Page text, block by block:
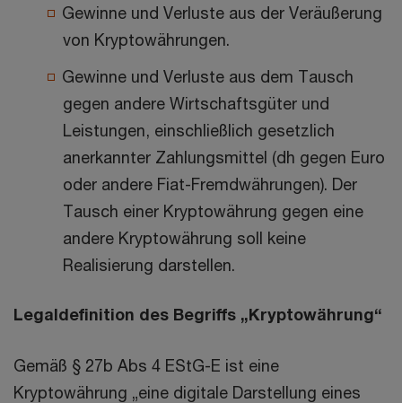
Gewinne und Verluste aus der Veräußerung
von Kryptowährungen.
Gewinne und Verluste aus dem Tausch
gegen andere Wirtschaftsgüter und
Leistungen, einschließlich gesetzlich
anerkannter Zahlungsmittel (dh gegen Euro
oder andere Fiat-Fremdwährungen). Der
Tausch einer Kryptowährung gegen eine
andere Kryptowährung soll keine
Realisierung darstellen.
Legaldefinition des Begriffs „Kryptowährung“
Gemäß § 27b Abs 4 EStG-E ist eine
Kryptowährung „eine digitale Darstellung eines